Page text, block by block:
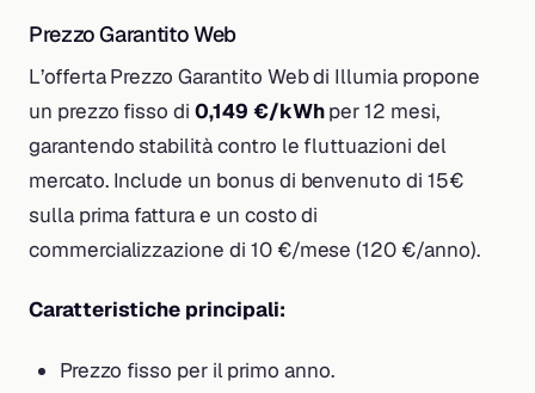
Prezzo Garantito Web
L’offerta Prezzo Garantito Web di Illumia propone
un prezzo fisso di0,149 €/kWhper 12 mesi,
garantendo stabilità contro le fluttuazioni del
mercato. Include un bonus di benvenuto di 15€
sulla prima fattura e un costo di
commercializzazione di 10 €/mese (120 €/anno).
Caratteristiche principali:
Prezzo fisso per il primo anno.